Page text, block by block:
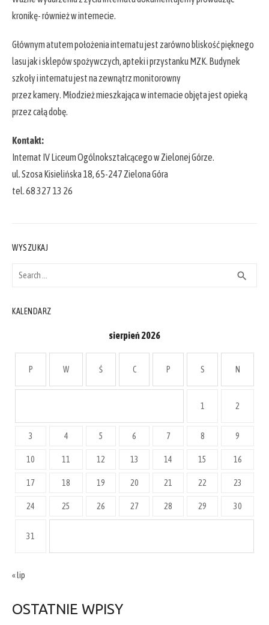
kronikę- również w internecie.
Głównym atutem położenia internatu jest zarówno bliskość pięknego
lasu jak i sklepów spożywczych, apteki i przystanku MZK. Budynek
szkoły i internatu jest na zewnątrz monitorowny
przez kamery. Młodzież mieszkająca w internacie objęta jest opieką
przez całą dobę.
Kontakt:
Internat IV Liceum Ogólnokształcącego w Zielonej Górze.
ul. Szosa Kisielińska 18, 65-247 Zielona Góra
tel. 68 327 13 26
WYSZUKAJ
Search
search
KALENDARZ
sierpień 2026
P W Ś C P S N
1 2
3 4 5 6 7 8 9
10 11 12 13 14 15 16
17 18 19 20 21 22 23
24 25 26 27 28 29 30
31
« lip
OSTATNIE WPISY